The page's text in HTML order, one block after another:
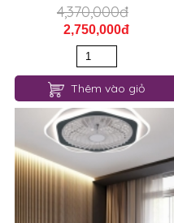
4,370,000đ
2,750,000đ
Thêm vào giỏ